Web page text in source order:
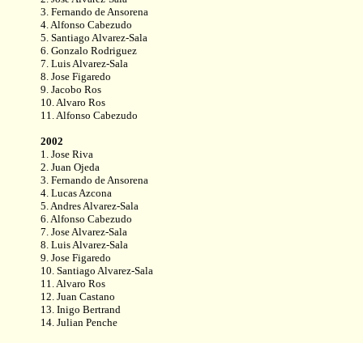
3. Fernando de Ansorena
4. Alfonso Cabezudo
5. Santiago Alvarez-Sala
6. Gonzalo Rodriguez
7. Luis Alvarez-Sala
8. Jose Figaredo
9. Jacobo Ros
10. Alvaro Ros
11. Alfonso Cabezudo
2002
1. Jose Riva
2. Juan Ojeda
3. Fernando de Ansorena
4. Lucas Azcona
5. Andres Alvarez-Sala
6. Alfonso Cabezudo
7. Jose Alvarez-Sala
8. Luis Alvarez-Sala
9. Jose Figaredo
10. Santiago Alvarez-Sala
11. Alvaro Ros
12. Juan Castano
13. Inigo Bertrand
14. Julian Penche